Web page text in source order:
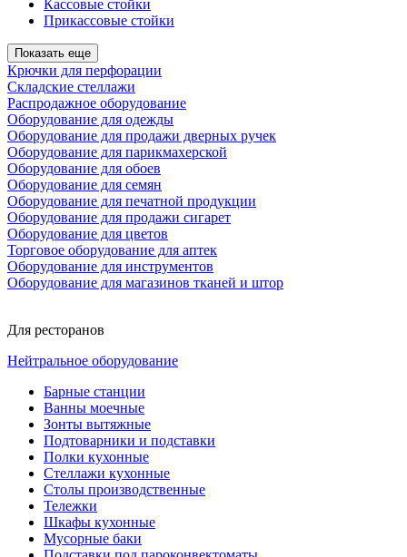
Кассовые стойки
Прикассовые стойки
Показать еще
Крючки для перфорации
Складские стеллажи
Распродажное оборудование
Оборудование для одежды
Оборудование для продажи дверных ручек
Оборудование для парикмахерской
Оборудование для обоев
Оборудование для семян
Оборудование для печатной продукции
Оборудование для продажи сигарет
Оборудование для цветов
Торговое оборудование для аптек
Оборудование для инструментов
Оборудование для магазинов тканей и штор
Для ресторанов
Нейтральное оборудование
Барные станции
Ванны моечные
Зонты вытяжные
Подтоварники и подставки
Полки кухонные
Стеллажи кухонные
Столы производственные
Тележки
Шкафы кухонные
Мусорные баки